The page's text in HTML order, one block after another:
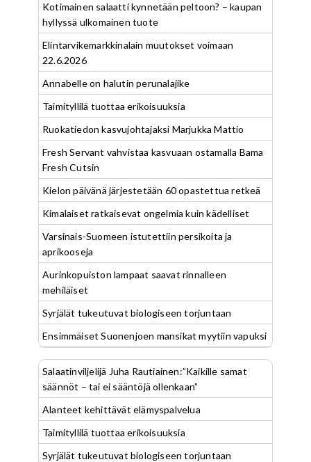
Kotimainen salaatti kynnetään peltoon? – kaupan
hyllyssä ulkomainen tuote
Elintarvikemarkkinalain muutokset voimaan
22.6.2026
Annabelle on halutin perunalajike
Taimityllilä tuottaa erikoisuuksia
Ruokatiedon kasvujohtajaksi Marjukka Mattio
Fresh Servant vahvistaa kasvuaan ostamalla Bama
Fresh Cutsin
Kielon päivänä järjestetään 60 opastettua retkeä
Kimalaiset ratkaisevat ongelmia kuin kädelliset
Varsinais-Suomeen istutettiin persikoita ja
aprikooseja
Aurinkopuiston lampaat saavat rinnalleen
mehiläiset
Syrjälät tukeutuvat biologiseen torjuntaan
Ensimmäiset Suonenjoen mansikat myytiin vapuksi
Salaatinviljelijä Juha Rautiainen:”Kaikille samat
säännöt – tai ei sääntöjä ollenkaan”
Alanteet kehittävät elämyspalvelua
Taimityllilä tuottaa erikoisuuksia
Syrjälät tukeutuvat biologiseen torjuntaan